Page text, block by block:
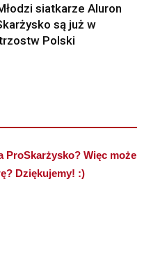
siatkarze Aluron
są już w
Polski
ProSkarżysko? Więc może
Dziękujemy! :)